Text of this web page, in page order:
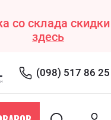
со склада
здесь
(098) 517 86 25